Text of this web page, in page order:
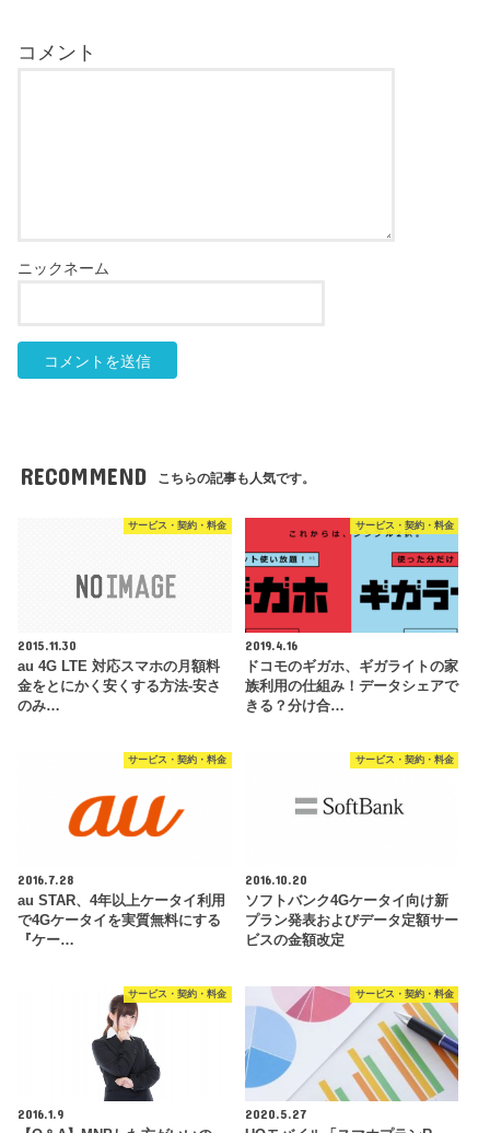
RECOMMEND こちらの記事も人気です。
サービス・契約・料金
2015.11.30
au 4G LTE 対応スマホの月額料
金をとにかく安くする方法-安さ
のみ…
サービス・契約・料金
2019.4.16
ドコモのギガホ、ギガライトの家
族利用の仕組み！データシェアで
きる？分け合…
サービス・契約・料金
2016.7.28
au STAR、4年以上ケータイ利用
で4Gケータイを実質無料にする
『ケー…
サービス・契約・料金
2016.10.20
ソフトバンク4Gケータイ向け新
プラン発表およびデータ定額サー
ビスの金額改定
サービス・契約・料金
2016.1.9
サービス・契約・料金
2020.5.27